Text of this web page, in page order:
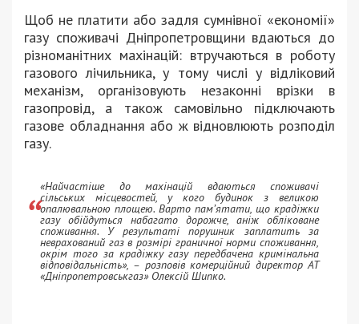
Щоб не платити або задля сумнівної «економії»
газу споживачі Дніпропетровщини вдаються до
різноманітних махінацій: втручаються в роботу
газового лічильника, у тому числі у відліковий
механізм, організовують незаконні врізки в
газопровід, а також самовільно підключають
газове обладнання або ж відновлюють розподіл
газу.
«Найчастіше до махінацій вдаються споживачі
сільських місцевостей, у кого будинок з великою
опалювальною площею. Варто пам’ятати, що крадіжки
газу обійдуться набагато дорожче, аніж обліковане
споживання. У результаті порушник заплатить за
неврахований газ в розмірі граничної норми споживання,
окрім того за крадіжку газу передбачена кримінальна
відповідальність», – розповів комерційний директор АТ
«Дніпропетровськгаз» Олексій Шипко.